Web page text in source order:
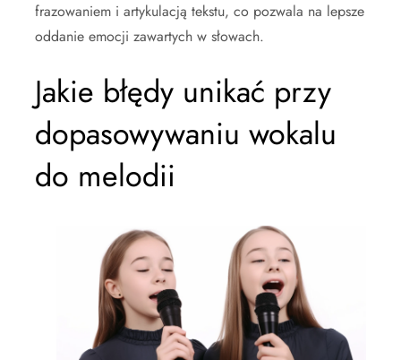
frazowaniem i artykulacją tekstu, co pozwala na lepsze
oddanie emocji zawartych w słowach.
Jakie błędy unikać przy
dopasowywaniu wokalu
do melodii